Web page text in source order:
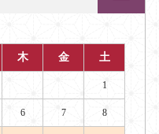
木 金 土
1
6 7 8